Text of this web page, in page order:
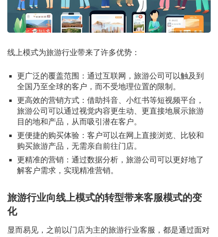
线上模式为旅游行业带来了许多优势：
更广泛的覆盖范围：通过互联网，旅游公司可以触及到
全国乃至全球的客户，而不受地理位置的限制。
更高效的营销方式：借助抖音、小红书等短视频平台，
旅游公司可以通过视觉内容更生动、更直接地展示旅游
目的地和产品，从而吸引潜在客户。
更便捷的购买体验：客户可以在网上直接浏览、比较和
购买旅游产品，无需亲自前往门店。
更精准的营销：通过数据分析，旅游公司可以更好地了
解客户需求，实现精准营销。
旅游行业向线上模式的转型带来客服模式的变
化
显而易见，之前以门店为主的旅游行业客服，都是通过面对